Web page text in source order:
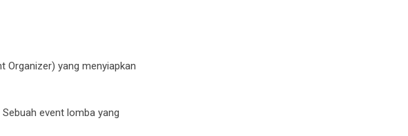
Organizer) yang menyiapkan
event lomba yang